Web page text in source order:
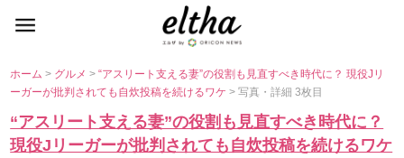
ホーム> グルメ>“アスリート支える妻”の役割も見直すべき時代に？ 現役Jリ
ーガーが批判されても自炊投稿を続けるワケ> 写真・詳細 3枚目
“アスリート支える妻”の役割も見直すべき時代に？
現役Jリーガーが批判されても自炊投稿を続けるワケ